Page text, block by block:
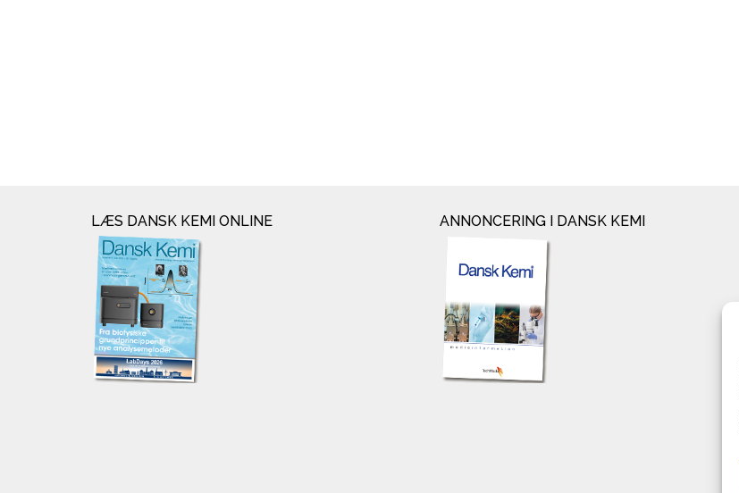
LÆS DANSK KEMI ONLINE ANNONCERING I DANSK KEMI